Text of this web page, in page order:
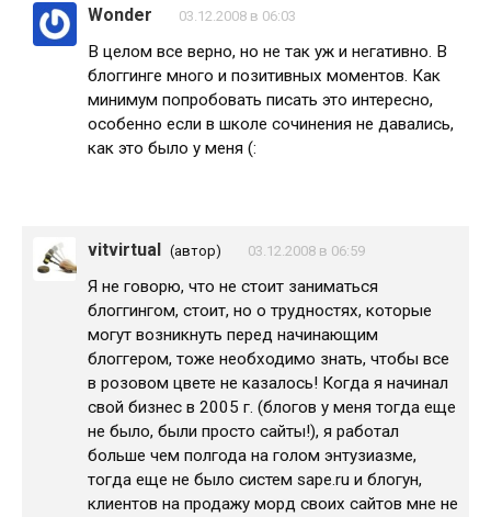
Wonder 03.12.2008 в 06:03
В целом все верно, но не так уж и негативно. В
блоггинге много и позитивных моментов. Как
минимум попробовать писать это интересно,
особенно если в школе сочинения не давались,
как это было у меня (:
vitvirtual (автор) 03.12.2008 в 06:59
Я не говорю, что не стоит заниматься
блоггингом, стоит, но о трудностях, которые
могут возникнуть перед начинающим
блоггером, тоже необходимо знать, чтобы все
в розовом цвете не казалось! Когда я начинал
свой бизнес в 2005 г. (блогов у меня тогда еще
не было, были просто сайты!), я работал
больше чем полгода на голом энтузиазме,
тогда еще не было систем sape.ru и блогун,
клиентов на продажу морд своих сайтов мне не